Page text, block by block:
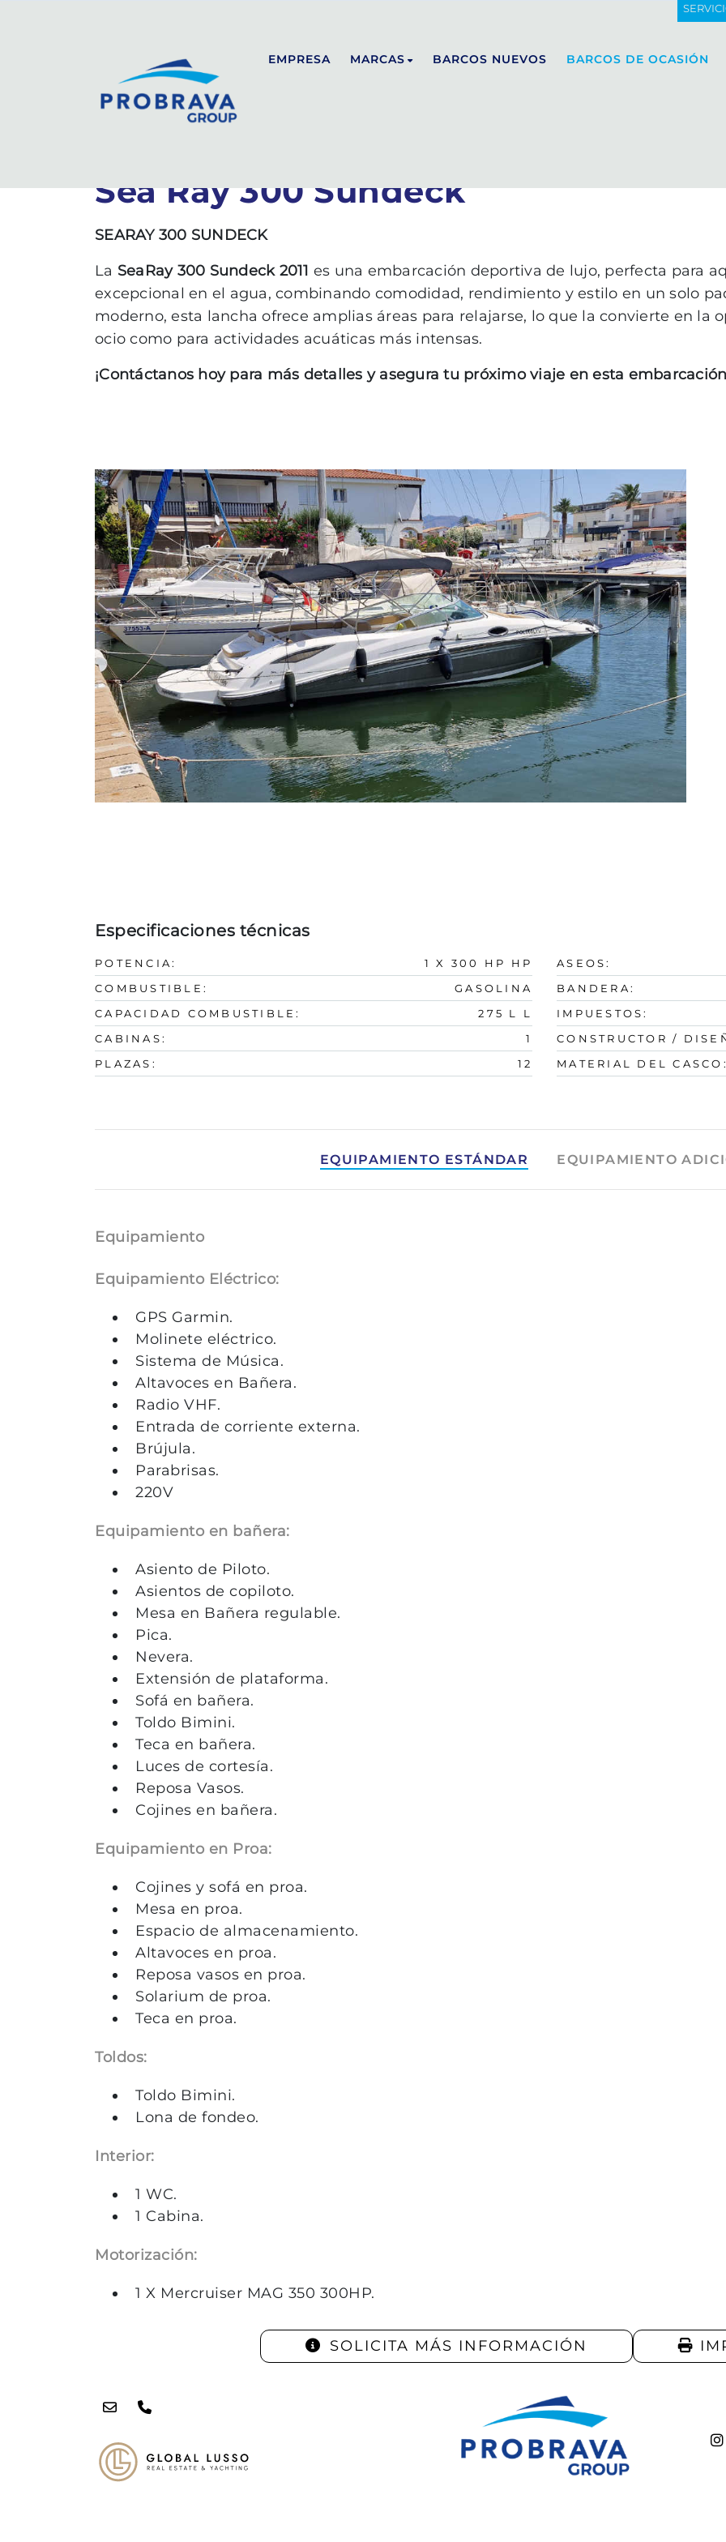
EMPRESA MARCAS
SEALINE
FLYBRIDGE
DE ANTONIO YACHTS
D32
D36
D50 COUPÉ
COUPÉ
FLYBRIDGE
NAVETTA
OPEN
WA & DECK
TIMONIER
DAY CRUISER
RYCK
BARCOS NUEVOS BARCOS DE OCASIÓN
Sea Ray 300 Sundeck
SEARAY 300 SUNDECK
La SeaRay 300 Sundeck 2011 es una embarcación deportiva de lujo, perfecta para
excepcional en el agua, combinando comodidad, rendimiento y estilo en un solo
moderno, esta lancha ofrece amplias áreas para relajarse, lo que la convierte en la
ocio como para actividades acuáticas más intensas.
¡Contáctanos hoy para más detalles y asegura tu próximo viaje en esta
Especificaciones técnicas
POTENCIA:
1 X 300 HP HP
COMBUSTIBLE:
GASOLINA
CAPACIDAD COMBUSTIBLE:
275 L L
CABINAS:
1
PLAZAS:
12
ASEOS:
BANDERA:
IMPUESTOS:
CONSTRUCTOR /
MATERIAL DEL CASCO:
EQUIPAMIENTO ESTÁNDAR EQUIPAMIENTO
Equipamiento
Equipamiento Eléctrico:
GPS Garmin.
Molinete eléctrico.
Sistema de Música.
Altavoces en Bañera.
Radio VHF.
Entrada de corriente externa.
Brújula.
Parabrisas.
220V
Equipamiento en bañera:
Asiento de Piloto.
Asientos de copiloto.
Mesa en Bañera regulable.
Pica.
Nevera.
Extensión de plataforma.
Sofá en bañera.
Toldo Bimini.
Teca en bañera.
Luces de cortesía.
Reposa Vasos.
Cojines en bañera.
Equipamiento en Proa:
Cojines y sofá en proa.
Mesa en proa.
Espacio de almacenamiento.
Altavoces en proa.
Reposa vasos en proa.
Solarium de proa.
Teca en proa.
Toldos:
Toldo Bimini.
Lona de fondeo.
Interior:
1 WC.
1 Cabina.
Motorización:
1 X Mercruiser MAG 350 300HP.
SOLICITA MÁS INFORMACIÓN